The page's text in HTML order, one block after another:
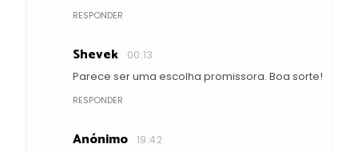
RESPONDER
Shevek 00:13
Parece ser uma escolha promissora. Boa sorte!
RESPONDER
Anónimo 19:42